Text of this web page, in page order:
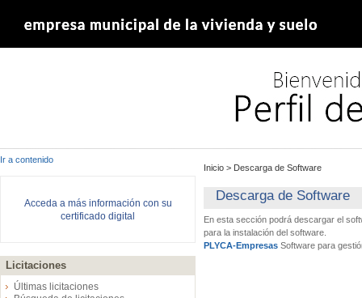
Ir a contenido
Acceda a más información con su
certificado digital
Licitaciones
Últimas licitaciones
Inicio > Descarga de Software
Descarga de Software
En esta sección podrá descargar el
para la instalación del software.
PLYCA-Empresas Software para